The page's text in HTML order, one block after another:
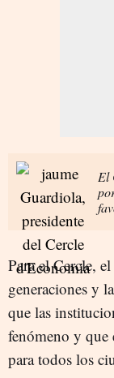
El
Para el Cercle,
generaciones y
que las
fenómeno y que
para todos los